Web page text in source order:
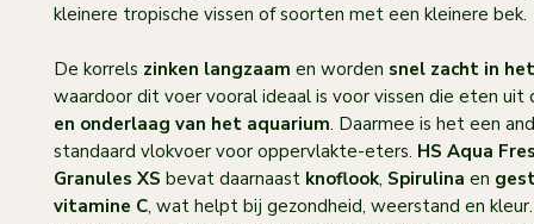
kleinere tropische vissen of soorten met een kleinere bek.
De korrels zinken langzaam en worden snel zacht in
waardoor dit voer vooral ideaal is voor vissen die eten uit
en onderlaag van het aquarium. Daarmee is het een
standaard vlokvoer voor oppervlakte-eters. HS Aqua
Granules XS bevat daarnaast knoflook, Spirulina en
vitamine C, wat helpt bij gezondheid, weerstand en